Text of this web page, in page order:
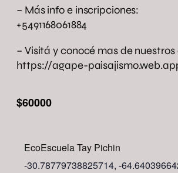
– Más info e inscripciones:
+5491168061884
– Visitá y conocé mas de nuestros
https://agape-
$60000
EcoEscuela Tay Pichin
-30.78779738825714, -